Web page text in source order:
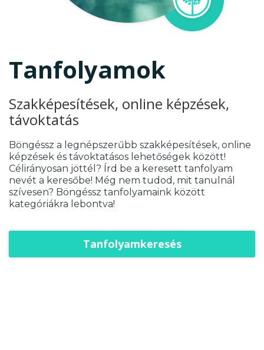
Tanfolyamok
Szakképesítések, online képzések,
távoktatás
Böngéssz a legnépszerűbb szakképesítések, online
képzések és távoktatásos lehetőségek között!
Célirányosan jöttél? Írd be a keresett tanfolyam
nevét a keresőbe! Még nem tudod, mit tanulnál
szívesen? Böngéssz tanfolyamaink között
kategóriákra lebontva!
Tanfolyamkeresés